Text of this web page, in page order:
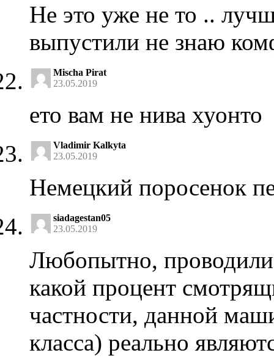
Не это уже не то ..
выпустили не знаю
Mischa Pirat
23.05.2019
ето вам не нива
Vladimir Kalkyta
23.05.2019
Немецкий поросенок
siadagestan05
23.05.2019
Любопытно,
какой процент
частности, данной
класса) реально